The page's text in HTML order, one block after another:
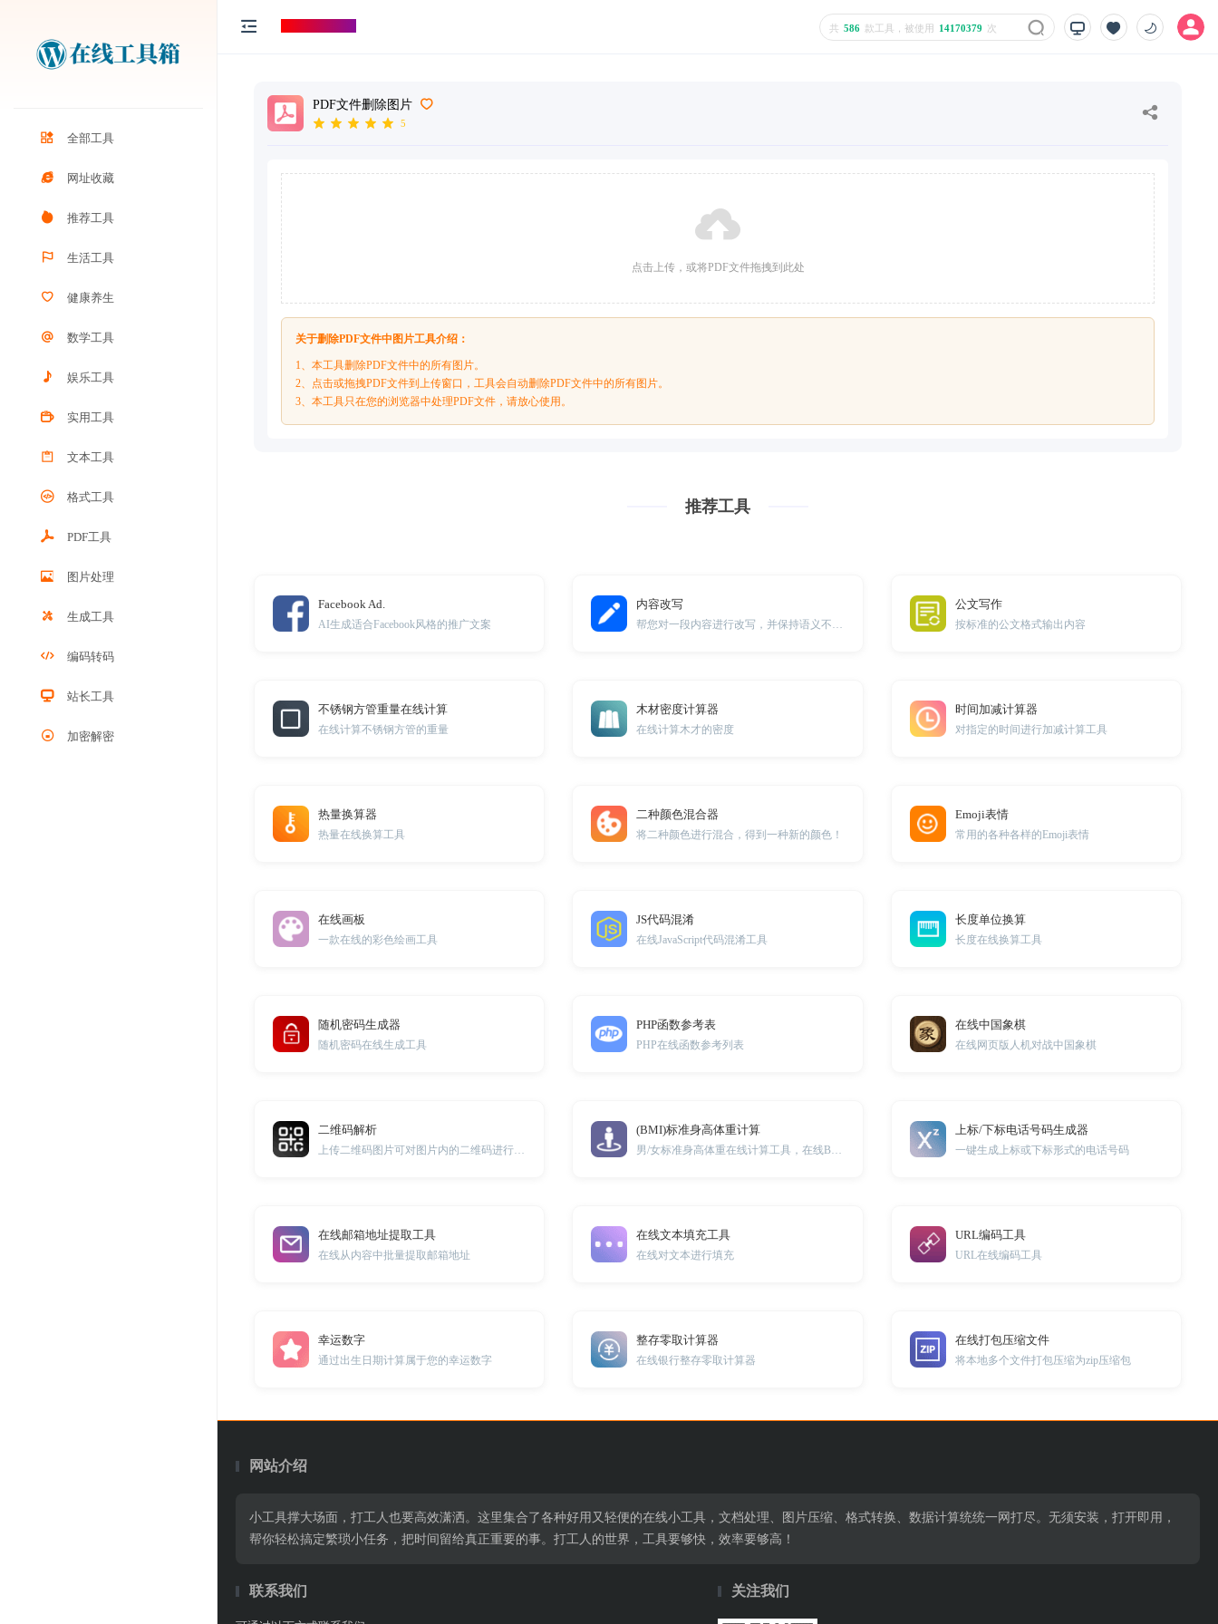
全部工具
网址收藏
推荐工具
生活工具
健康养生
数学工具
娱乐工具
实用工具
文本工具
格式工具
PDF工具
图片处理
生成工具
编码转码
站长工具
加密解密
共 586 款工具，被使用 14170379 次
PDF文件删除图片
5
点击上传，或将PDF文件拖拽到此处
关于删除PDF文件中图片工具介绍：
1、本工具删除PDF文件中的所有图片。
2、点击或拖拽PDF文件到上传窗口，工具会自动删除PDF文件中的所有图片。
3、本工具只在您的浏览器中处理PDF文件，请放心使用。
推荐工具
Facebook Ad.
AI生成适合Facebook风格的推广文案
内容改写 公文写作
按标准的公文格式输出内容
不锈钢方管重量在线计算
在线计算不锈钢方管的重量
木材密度计算器
在线计算木才的密度
时间加减计算器
对指定的时间进行加减计算工具
热量换算器
热量在线换算工具
二种颜色混合器
将二种颜色进行混合，得到一种新的颜色！
Emoji表情
常用的各种各样的Emoji表情
在线画板
一款在线的彩色绘画工具
JS代码混淆
在线JavaScript代码混淆工具
长度单位换算
长度在线换算工具
随机密码生成器
随机密码在线生成工具
PHP函数参考表
PHP在线函数参考列表
在线中国象棋
在线网页版人机对战中国象棋
二维码解析 (BMI)标准身高体重计算 上标/下标电话号码生成器
一键生成上标或下标形式的电话号码
在线邮箱地址提取工具
在线从内容中批量提取邮箱地址
在线文本填充工具
在线对文本进行填充
URL编码工具
URL在线编码工具
幸运数字
通过出生日期计算属于您的幸运数字
整存零取计算器
在线银行整存零取计算器
在线打包压缩文件
将本地多个文件打包压缩为zip压缩包
网站介绍
小工具撑大场面，打工人也要高效潇洒。这里集合了各种好用又轻便的在线小工具，文档处理、图片压缩、格式转换、数据计算统统一网打尽。无须安装，打开即用，
帮你轻松搞定繁琐小任务，把时间留给真正重要的事。打工人的世界，工具要够快，效率要够高！
关注我们
联系我们